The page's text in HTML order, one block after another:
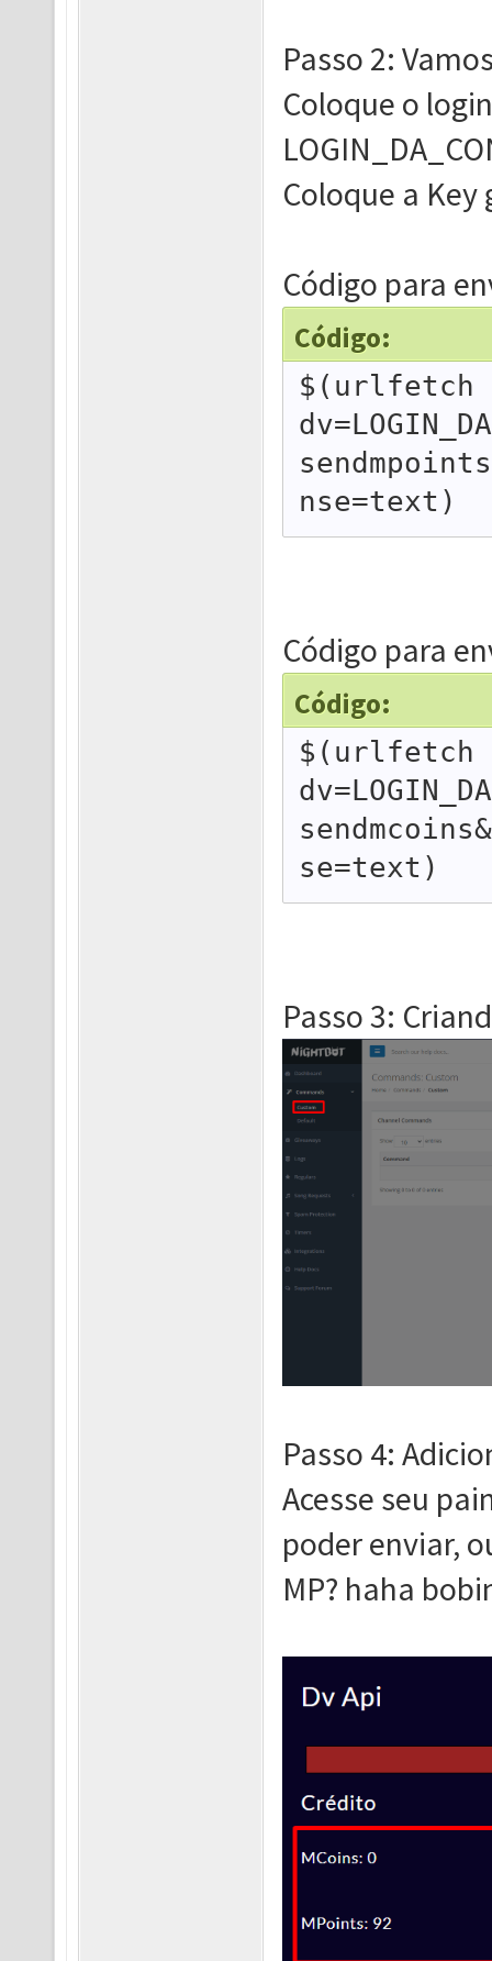
Passo 2:
Coloque o
Coloque a Key
Código para
Código:
$(urlfetch
nse=text)
Código para
Código:
$(urlfetch
se=text)
Passo 3:
Passo 4:
Acesse seu
poder enviar,
MP? haha